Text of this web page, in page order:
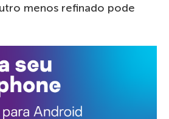
menos refinado pode